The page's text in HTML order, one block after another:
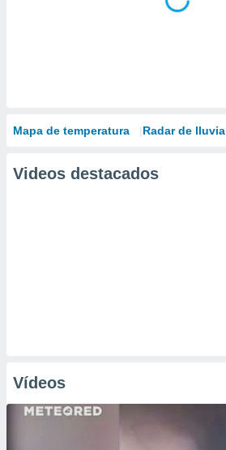
Mapa de temperatura Radar de lluvia
Videos destacados
Vídeos